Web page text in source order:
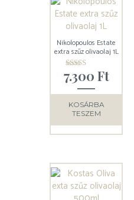
Nikolopoulos Estate
extra szűz olivaolaj 1L
Értékelés:
5.00
/ 5
7.300 Ft
KOSÁRBA
TESZEM